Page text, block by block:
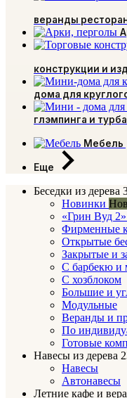
веранды
конструкции и
дома для
глэмпинга и
Мебель
Еще
Беседки из дерева
Новинки
«Грин Вуд 2»
Фирменные
Открытые
Закрытые и
С барбекю и
С хозблоком
Большие и
Модульные
Веранды и
По
Готовые
Навесы из дерева
Навесы
Автонавесы
Летние кафе и